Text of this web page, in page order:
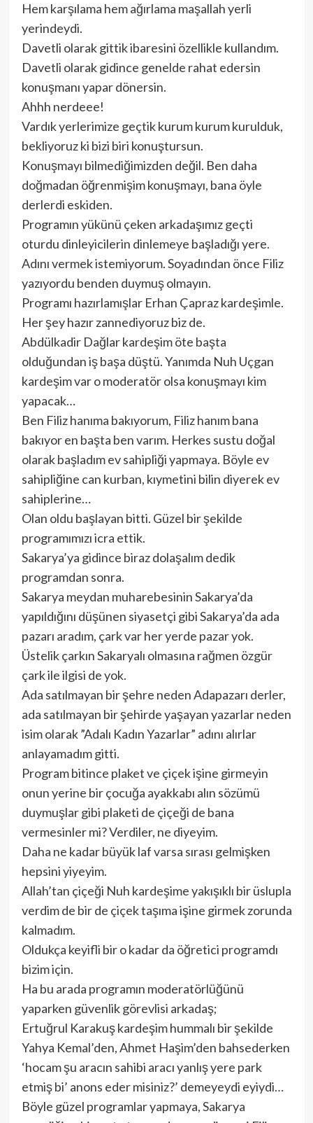
Hem karşılama hem ağırlama maşallah yerli
yerindeydi.
Davetli olarak gittik ibaresini özellikle kullandım.
Davetli olarak gidince genelde rahat edersin
konuşmanı yapar dönersin.
Ahhh nerdeee!
Vardık yerlerimize geçtik kurum kurum kurulduk,
bekliyoruz ki bizi biri konuştursun.
Konuşmayı bilmediğimizden değil. Ben daha
doğmadan öğrenmişim konuşmayı, bana öyle
derlerdi eskiden.
Programın yükünü çeken arkadaşımız geçti
oturdu dinleyicilerin dinlemeye başladığı yere.
Adını vermek istemiyorum. Soyadından önce Filiz
yazıyordu benden duymuş olmayın.
Programı hazırlamışlar Erhan Çapraz kardeşimle.
Her şey hazır zannediyoruz biz de.
Abdülkadir Dağlar kardeşim öte başta
olduğundan iş başa düştü. Yanımda Nuh Uçgan
kardeşim var o moderatör olsa konuşmayı kim
yapacak…
Ben Filiz hanıma bakıyorum, Filiz hanım bana
bakıyor en başta ben varım. Herkes sustu doğal
olarak başladım ev sahipliği yapmaya. Böyle ev
sahipliğine can kurban, kıymetini bilin diyerek ev
sahiplerine…
Olan oldu başlayan bitti. Güzel bir şekilde
programımızı icra ettik.
Sakarya’ya gidince biraz dolaşalım dedik
programdan sonra.
Sakarya meydan muharebesinin Sakarya’da
yapıldığını düşünen siyasetçi gibi Sakarya’da ada
pazarı aradım, çark var her yerde pazar yok.
Üstelik çarkın Sakaryalı olmasına rağmen özgür
çark ile ilgisi de yok.
Ada satılmayan bir şehre neden Adapazarı derler,
ada satılmayan bir şehirde yaşayan yazarlar neden
isim olarak ”Adalı Kadın Yazarlar” adını alırlar
anlayamadım gitti.
Program bitince plaket ve çiçek işine girmeyin
onun yerine bir çocuğa ayakkabı alın sözümü
duymuşlar gibi plaketi de çiçeği de bana
vermesinler mi? Verdiler, ne diyeyim.
Daha ne kadar büyük laf varsa sırası gelmişken
hepsini yiyeyim.
Allah’tan çiçeği Nuh kardeşime yakışıklı bir üslupla
verdim de bir de çiçek taşıma işine girmek zorunda
kalmadım.
Oldukça keyifli bir o kadar da öğretici programdı
bizim için.
Ha bu arada programın moderatörlüğünü
yaparken güvenlik görevlisi arkadaş;
Ertuğrul Karakuş kardeşim hummalı bir şekilde
Yahya Kemal’den, Ahmet Haşim’den bahsederken
‘hocam şu aracın sahibi aracı yanlış yere park
etmiş bi’ anons eder misiniz?’ demeyeydi eyiydi…
Böyle güzel programlar yapmaya, Sakarya